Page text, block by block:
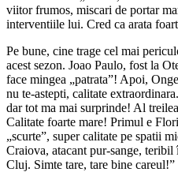
viitor frumos, miscari de portar
interventiile lui. Cred ca arata
Pe bune, cine trage cel mai
acest sezon. Joao Paulo, fost la
face mingea „patrata”! Apoi,
nu te-astepti, calitate
dar tot ma mai surprinde! Al
Calitate foarte mare! Primul e
„scurte”, super calitate pe spatii
Craiova, atacant pur-sange,
Cluj. Simte tare, tare bine careul!”